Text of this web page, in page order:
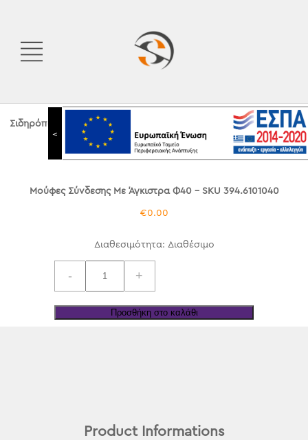
<
Σιδηρόπουλος Α.Ε. Shop Μούφες Σύνδεσης Με Άγκιστρα Φ40
Μούφες Σύνδεσης Με Άγκιστρα Φ40 - SKU 394.6101040
€0.00
Διαθεσιμότητα: Διαθέσιμο
-
Σύνδεσης
Με
Άγκιστρα
+
Προσθήκη στο καλάθι
Product Informations